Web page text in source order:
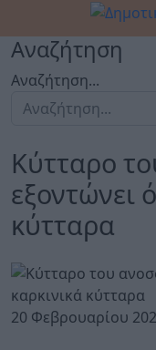
Αναζήτηση
Αναζήτηση...
Κύτταρο
εξοντώνει
κύτταρα
20 Φεβρουαρίου